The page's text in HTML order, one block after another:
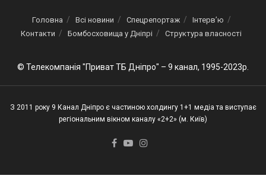
Головна Всі новини Спецрепортаж
Інтерв’ю
Контакти
Бомбосховища у Дніпрі Структура власності
© Телекомпанія "Приват ТБ Дніпро" – 9 канал, 1995-2023р.
З 2011 року 9 Канал Дніпро є частиною холдингу 1+1 медіа та виступає
регіональним вікном каналу «2+2» (м. Київ)